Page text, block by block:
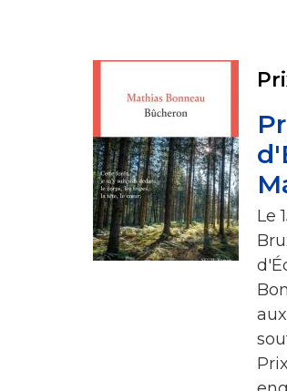
Le